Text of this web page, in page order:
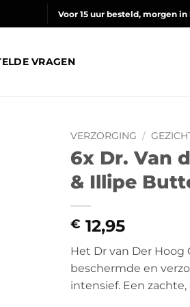
Voor 15 uur besteld, morgen in
VRAGEN
VERZORGING /
6x Dr. Van
& Illipe
€ 12,95
Het Dr van Der
beschermde en
intensief. Een